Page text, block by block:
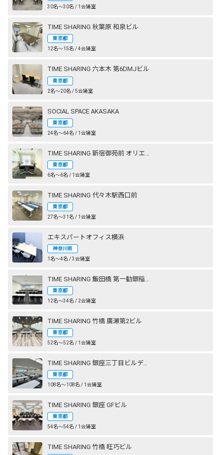
30名〜30名 / 1会議室
TIME SHARING 秋葉原 和泉ビル
東京都
12名〜15名 / 4会議室
TIME SHARING 六本木 第6DMJビル
東京都
2名〜20名 / 5会議室
SOCIAL SPACE AKASAKA
東京都
24名〜64名 / 1会議室
東京都
6名〜6名 / 1会議室
TIME SHARING 代々木駅西口前
東京都
27名〜31名 / 1会議室
エキスパートオフィス横浜
神奈川県
1名〜4名 / 3会議室
東京都
12名〜34名 / 2会議室
TIME SHARING 竹橋 廣瀬第2ビル
東京都
52名〜52名 / 1会議室
TIME SHARING 銀座三丁目ビルディング
東京都
108名〜108名 / 1会議室
TIME SHARING 銀座 GFビル
東京都
54名〜54名 / 1会議室
TIME SHARING 竹橋 旺巧ビル